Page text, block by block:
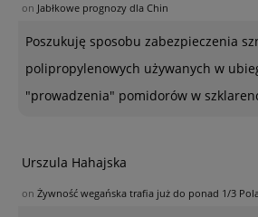
on Jabłkowe prognozy dla Chin
Poszukuję sposobu zabezpieczenia
polipropylenowych używanych w
"prowadzenia" pomidorów w
Urszula Hahajska
on Żywność wegańska trafia już do ponad 1/3